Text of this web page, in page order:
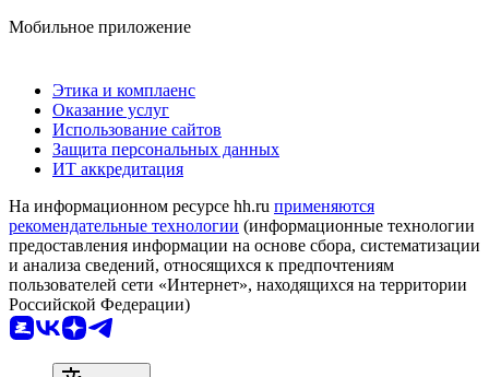
Мобильное приложение
Этика и комплаенс
Оказание услуг
Использование сайтов
Защита персональных данных
ИТ аккредитация
На информационном ресурсе hh.ru применяются
рекомендательные технологии (информационные технологии
предоставления информации на основе сбора, систематизации
и анализа сведений, относящихся к предпочтениям
пользователей сети «Интернет», находящихся на территории
Российской Федерации)